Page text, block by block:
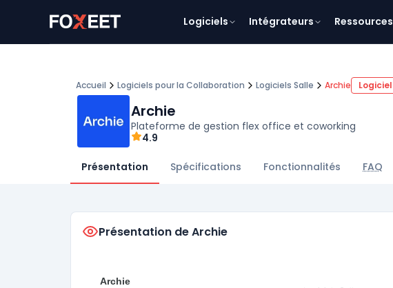
Logiciels Intégrateurs Ressources
Accueil Logiciels pour la Collaboration Logiciels Salle Archie Logiciel
Archie
Plateforme de gestion flex office et coworking
4.9
Présentation Spécifications Fonctionnalités FAQ
Présentation de Archie
Archie